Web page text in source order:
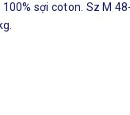
sợi coton. Sz M